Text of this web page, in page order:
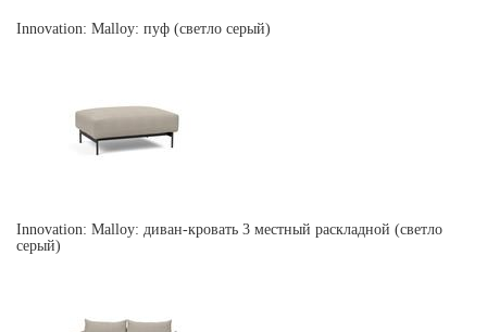
Innovation: Malloy: пуф (светло серый)
Innovation: Malloy: диван-кровать 3 местный раскладной (светло
серый)